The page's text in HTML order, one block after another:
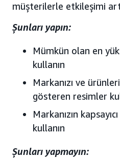
müşterilerle etkileşimi
Şunları yapın:
Mümkün olan en
kullanın
Markanızı ve
gösteren resimler
Markanızın
kullanın
Şunları yapmayın: